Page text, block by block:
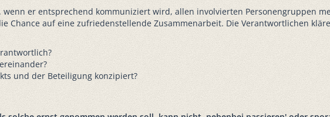
er entsprechend kommuniziert wird, allen involvierten Personengruppen
Chance auf eine zufriedenstellende Zusammenarbeit. Die Verantwortlichen
und der Beteiligung konzipiert?